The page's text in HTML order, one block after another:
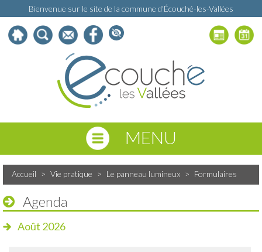
Bienvenue sur le site de la commune d'Écouché-les-Vallées
MENU
Accueil > Vie pratique > Le panneau lumineux > Formulaires
Agenda
Août 2026